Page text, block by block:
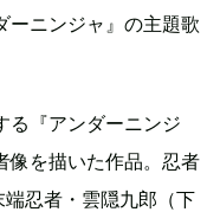
ーニンジャ』の主題歌
る『アンダーニンジ
像を描いた作品。忍者
忍者・雲隠九郎（下